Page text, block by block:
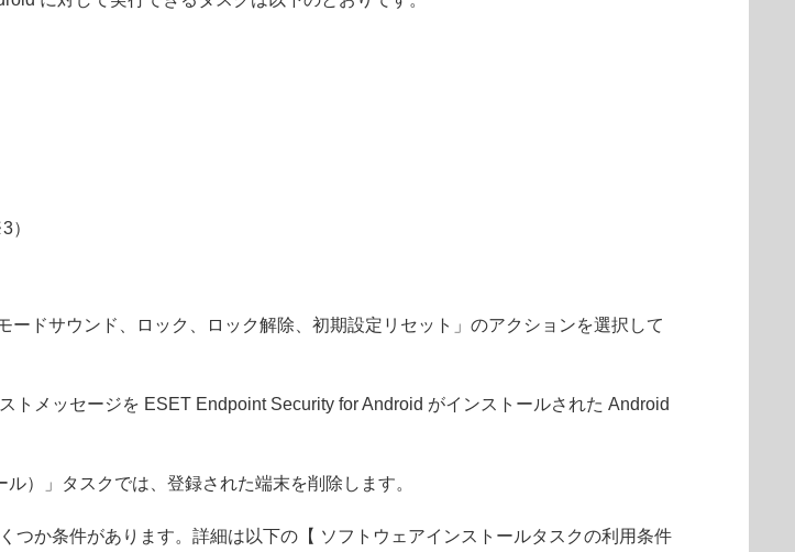
）
ドサウンド、ロック、ロック解除、初期設定リセット」のアクションを選択して
トメッセージを ESET Endpoint Security for Android がインストールされた Android
）」タスクでは、登録された端末を削除します。
つか条件があります。詳細は以下の【 ソフトウェアインストールタスクの利用条件